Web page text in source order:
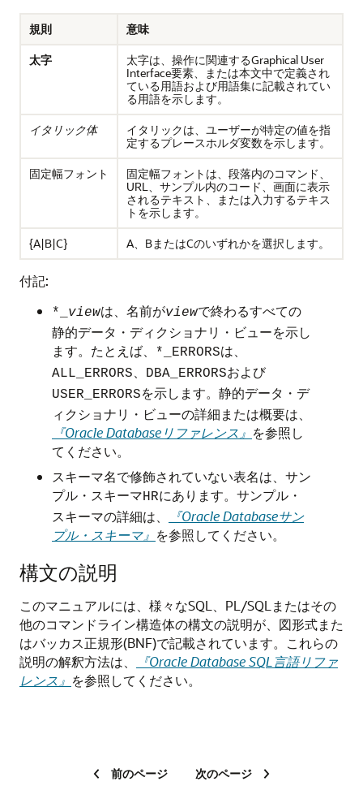
規則
意味
太字
太字は、操作に関連するGraphical User
Interface要素、または本文中で定義され
ている用語および用語集に記載されてい
る用語を示します。
イタリック体
イタリックは、ユーザーが特定の値を指
定するプレースホルダ変数を示します。
固定幅フォント
固定幅フォントは、段落内のコマンド、
URL、サンプル内のコード、画面に表示
されるテキスト、または入力するテキス
トを示します。
{A|B|C}
A、BまたはCのいずれかを選択します。
付記:
*_ viewは、名前がviewで終わるすべての
静的データ・ディクショナリ・ビューを示し
ます。たとえば、
*_ERRORSは、
ALL_ERRORS DBA_ERRORSおよび
USER_ERRORSを示します。静的データ・デ
ィクショナリ・ビューの詳細または概要は、
『Oracle Databaseリファレンス』 を参照し
てください。
スキーマ名で修飾されていない表名は、サン
プル・スキーマHRにあります。サンプル・
スキーマの詳細は、
『Oracle Databaseサン
プル・スキーマ』 を参照してください。
構文の説明
このマニュアルには、様々なSQL、PL/SQLまたはその
他のコマンドライン構造体の構文の説明が、図形式また
はバッカス正規形(BNF)で記載されています。これらの
説明の解釈方法は、
『Oracle Database SQL言語リファ
レンス』 を参照してください。
前のページ 次のページ